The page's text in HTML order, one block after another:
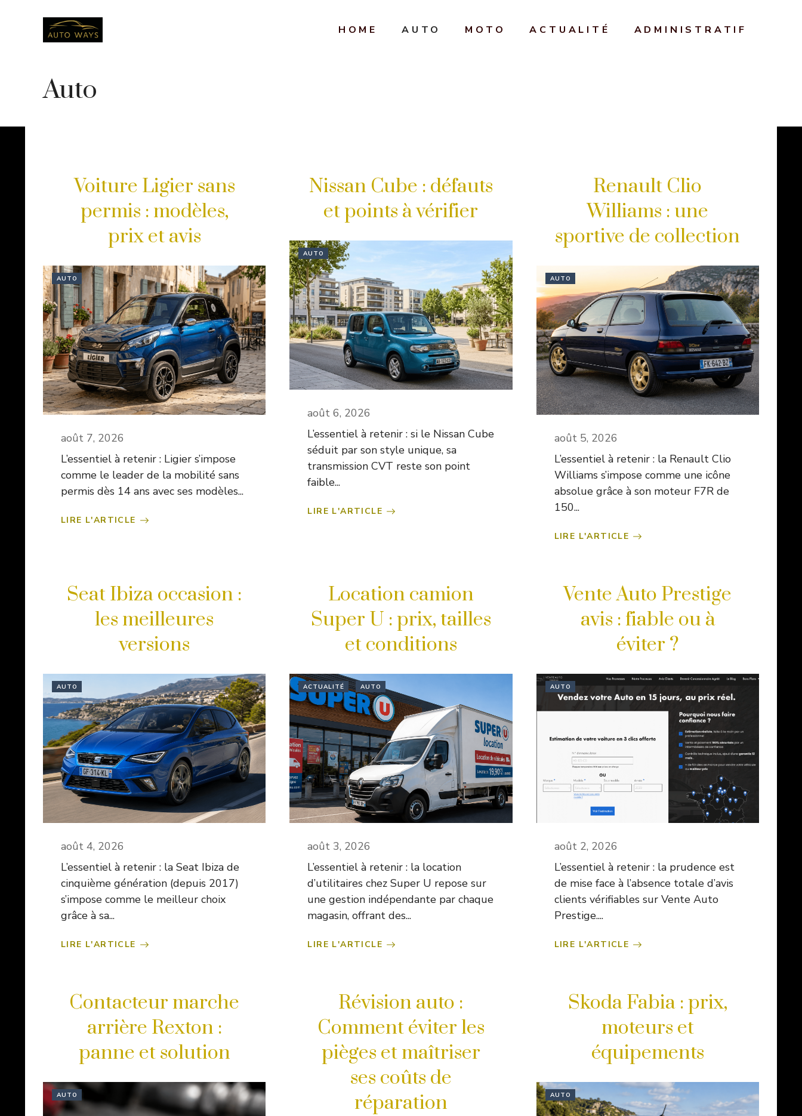
HOME AUTO MOTO ACTUALITÉ ADMINISTRATIF
Auto
Voiture Ligier sans
permis : modèles,
prix et avis
AUTO
août 7, 2026
L’essentiel à retenir : Ligier s’impose
comme le leader de la mobilité sans
permis dès 14 ans avec ses modèles...
LIRE L'ARTICLE
Nissan Cube : défauts
et points à vérifier
AUTO
août 6, 2026
L’essentiel à retenir : si le Nissan Cube
séduit par son style unique, sa
transmission CVT reste son point
faible...
LIRE L'ARTICLE
Renault Clio
Williams : une
sportive de collection
AUTO
août 5, 2026
L’essentiel à retenir : la Renault Clio
Williams s’impose comme une icône
absolue grâce à son moteur F7R de
150...
LIRE L'ARTICLE
Seat Ibiza occasion :
les meilleures
versions
AUTO
août 4, 2026
L’essentiel à retenir : la Seat Ibiza de
cinquième génération (depuis 2017)
s’impose comme le meilleur choix
grâce à sa...
LIRE L'ARTICLE
Location camion
Super U : prix, tailles
et conditions
ACTUALITÉ AUTO
août 3, 2026
L’essentiel à retenir : la location
d’utilitaires chez Super U repose sur
une gestion indépendante par chaque
magasin, offrant des...
LIRE L'ARTICLE
Vente Auto Prestige
avis : fiable ou à
éviter ?
AUTO
août 2, 2026
L’essentiel à retenir : la prudence est
de mise face à l’absence totale d’avis
clients vérifiables sur Vente Auto
Prestige....
LIRE L'ARTICLE
Contacteur marche
arrière Rexton :
panne et solution
AUTO
Révision auto :
Comment éviter les
pièges et maîtriser
ses coûts de
réparation
Skoda Fabia : prix,
moteurs et
équipements
AUTO